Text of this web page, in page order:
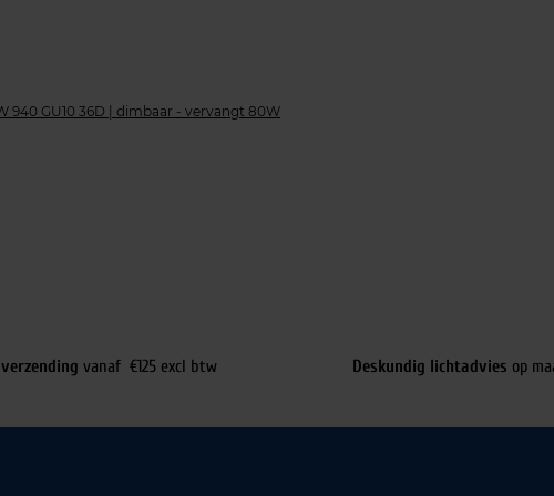
940 GU10 36D | dimbaar - vervangt 80W
vanaf €125 excl btw Deskundig lichtadvies op